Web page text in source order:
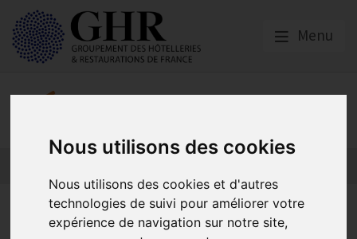
Nous utilisons des cookies
Nous utilisons des cookies et d'autres
technologies de suivi pour améliorer votre
expérience de navigation sur notre site,
Menu
Contrôles AKTO Renforcés :